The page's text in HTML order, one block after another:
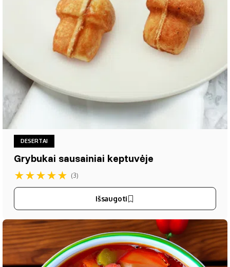
DESERTAI
Grybukai sausainiai keptuvėje
★★★★★ (3)
Išsaugoti